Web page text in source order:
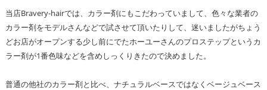
当店Bravery-hairでは、カラー剤にもこだわっていまして、色々な業者の
カラー剤をモデルさんなどで試させて頂いたりして、迷いましたがちょう
どお店がオープンする少し前にでたホーユーさんのプロステップというカ
ラー剤が1番色味などを含めしっくりきたので決めました。
普通の他社のカラー剤と比べ、ナチュラルベースではなくベージュベース